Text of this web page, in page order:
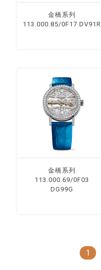
⾦橋系列
113.000.85/0F17 DV91R
⾦橋系列
113.000.69/0F03
DG99G
1